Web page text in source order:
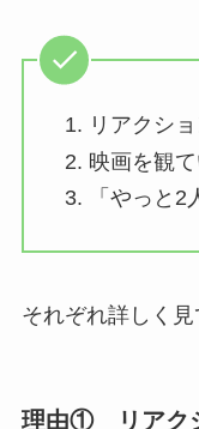
リアクシ
映画を観
「やっと
それぞれ詳しく見
理由① リアク